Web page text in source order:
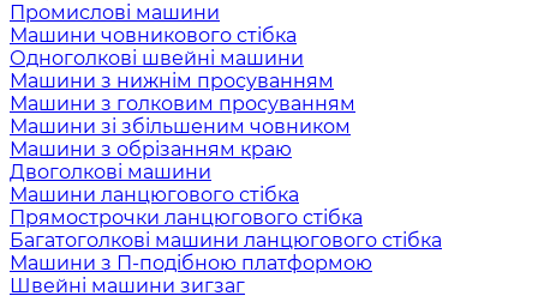
Промислові машини
Машини човникового стібка
Одноголкові швейні машини
Машини з нижнім просуванням
Машини з голковим просуванням
Машини зі збільшеним човником
Машини з обрізанням краю
Двоголкові машини
Машини ланцюгового стібка
Прямострочки ланцюгового стібка
Багатоголкові машини ланцюгового стібка
Машини з П-подібною платформою
Швейні машини зигзаг